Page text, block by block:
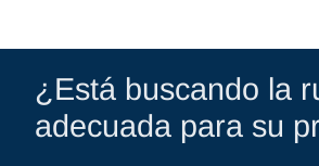
¿Está buscando la
adecuada para su